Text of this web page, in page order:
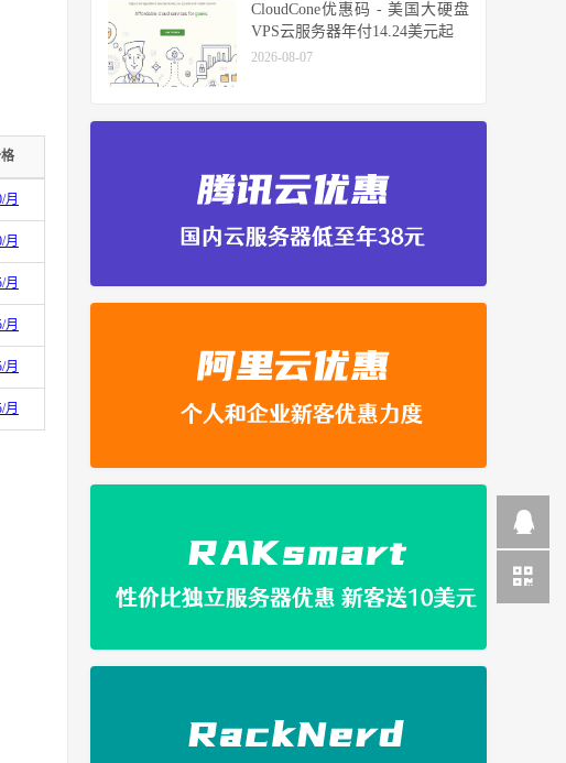
月
月
月
月
月
月
CloudCone优惠码 - 美国大硬盘
VPS云服务器年付14.24美元起
2026-08-07